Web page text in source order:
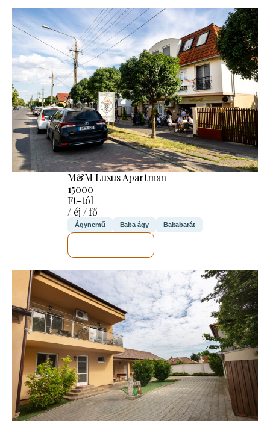
M&M Luxus Apartman
15000
Ft-tól
/ éj / fő
Ágynemű Baba ágy Bababarát